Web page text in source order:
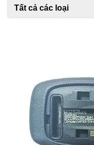
Tất cả các loại